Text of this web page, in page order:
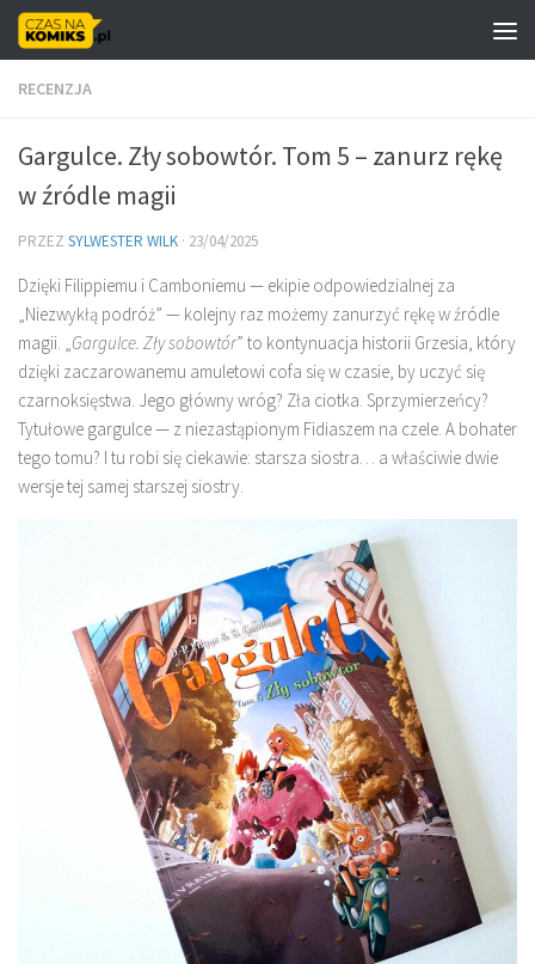
Skip to content
RECENZJA
Gargulce. Zły sobowtór. Tom 5 – zanurz rękę
w źródle magii
PRZEZ SYLWESTER WILK · 23/04/2025
Dzięki Filippiemu i Camboniemu — ekipie odpowiedzialnej za
„Niezwykłą podróż” — kolejny raz możemy zanurzyć rękę w źródle
magii. „Gargulce. Zły sobowtór” to kontynuacja historii Grzesia, który
dzięki zaczarowanemu amuletowi cofa się w czasie, by uczyć się
czarnoksięstwa. Jego główny wróg? Zła ciotka. Sprzymierzeńcy?
Tytułowe gargulce — z niezastąpionym Fidiaszem na czele. A bohater
tego tomu? I tu robi się ciekawie: starsza siostra… a właściwie dwie
wersje tej samej starszej siostry.